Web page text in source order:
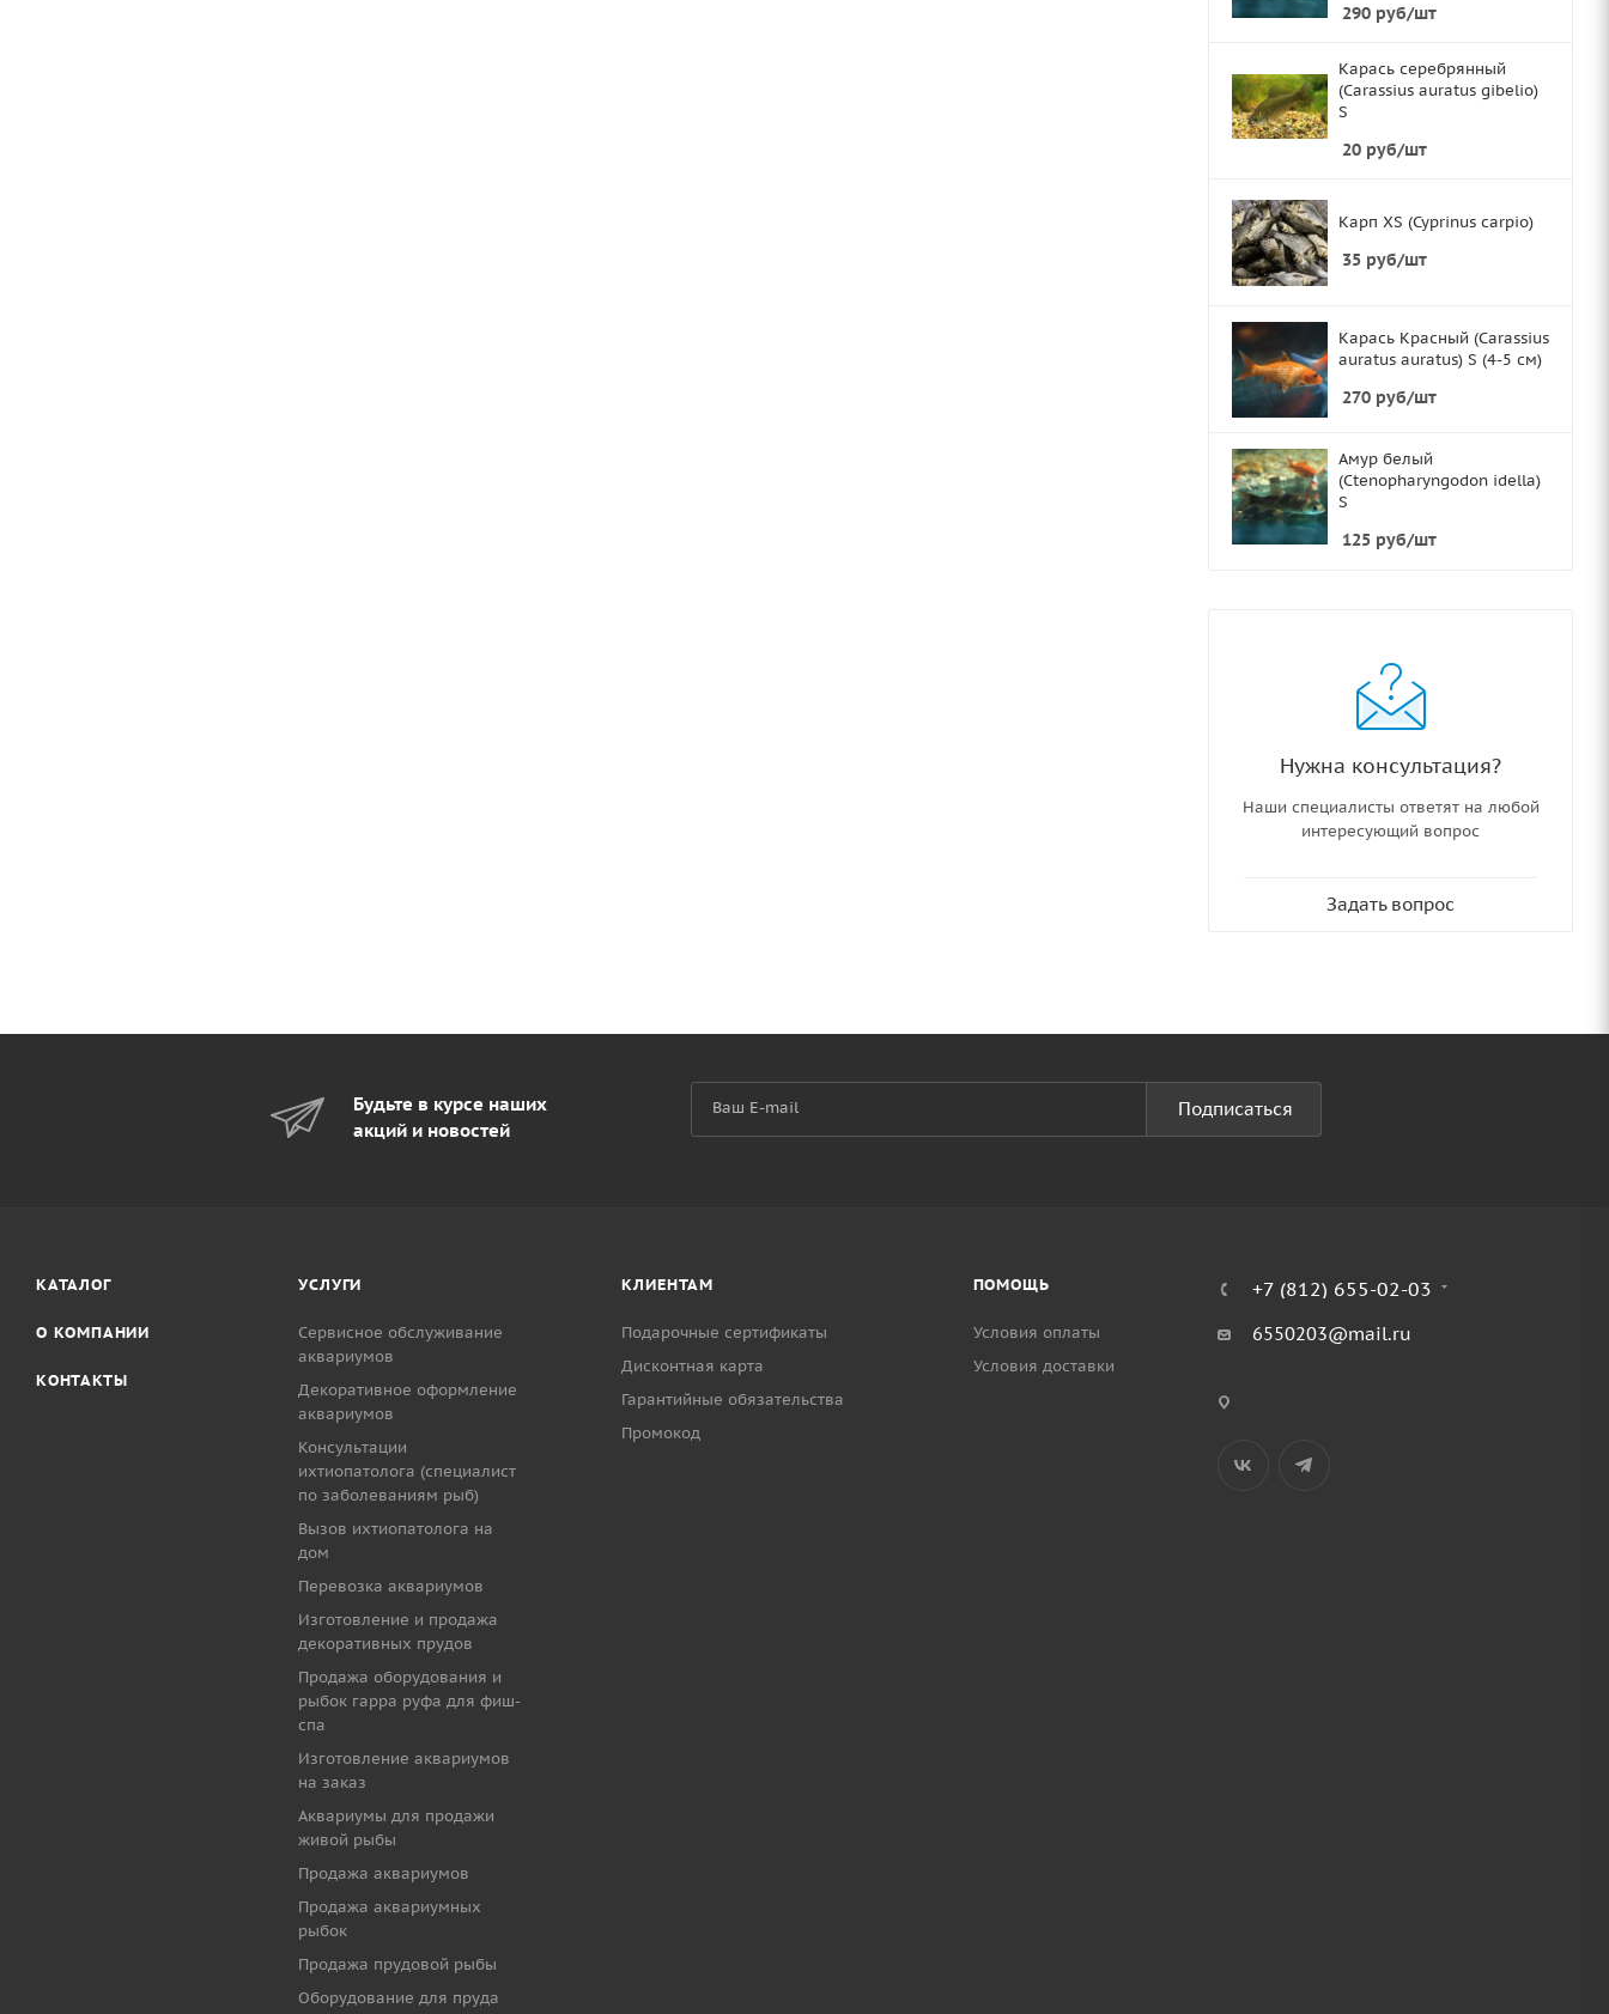
290 руб/шт
Карась серебрянный
(Carassius auratus gibelio)
S
20 руб/шт
Карп XS (Cyprinus carpio)
35 руб/шт
Карась Красный (Carassius
auratus auratus) S (4-5 см)
270 руб/шт
Амур белый
(Ctenopharyngodon idella)
S
125 руб/шт
Нужна консультация?
Наши специалисты ответят на любой
интересующий вопрос
Задать вопрос
Будьте в курсе наших
акций и новостей
Подписаться
КАТАЛОГ
О КОМПАНИИ
КОНТАКТЫ
УСЛУГИ
Сервисное обслуживание
аквариумов
Декоративное оформление
аквариумов
Консультации
ихтиопатолога (специалист
по заболеваниям рыб)
Вызов ихтиопатолога на
дом
Перевозка аквариумов
Изготовление и продажа
декоративных прудов
Продажа оборудования и
рыбок гарра руфа для фиш-
спа
Изготовление аквариумов
на заказ
Аквариумы для продажи
живой рыбы
Продажа аквариумов
Продажа аквариумных
рыбок
Продажа прудовой рыбы
Оборудование для пруда
КЛИЕНТАМ
Подарочные сертификаты
Дисконтная карта
Гарантийные обязательства
Промокод
ПОМОЩЬ
Условия оплаты
Условия доставки
+7 (812) 655-02-03
6550203@mail.ru